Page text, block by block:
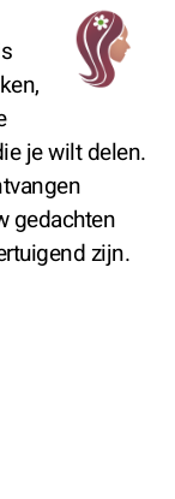
je wilt delen.
gedachten
zijn.